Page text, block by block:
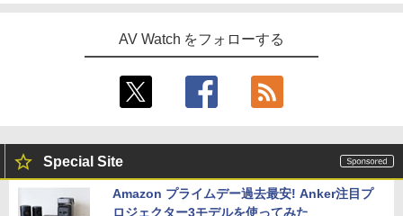
AV Watch をフォローする
Special Site
Amazon プライムデー過去最安! Anker注目プ
ロジェクター3モデルを使ってみた